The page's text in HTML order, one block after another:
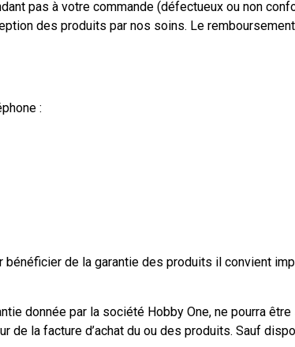
pas à votre commande (défectueux ou non
des produits par nos soins. Le
:
de la garantie des produits il convient
donnée par la société Hobby One, ne pourra
de la facture d’achat du ou des produits. Sauf